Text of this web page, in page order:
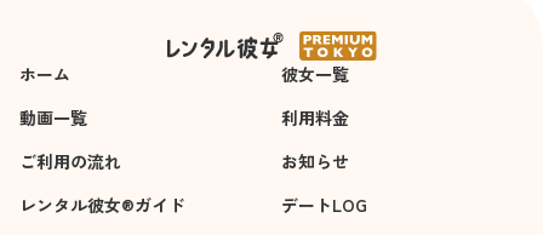
ホーム
彼女一覧
動画一覧
利用料金
ご利用の流れ
お知らせ
レンタル彼女®ガイド
デートLOG